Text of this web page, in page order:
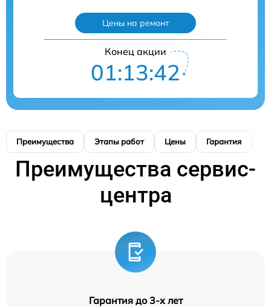
Цены на ремонт
Конец акции
01:13:41
Преимущества Этапы работ Цены Гарантия
Преимущества сервис-
центра
Гарантия до 3-х лет